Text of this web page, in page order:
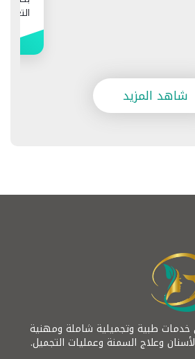
التغطية التي يمكن
البصيلات وما العوامل
شاهد المزيد
خدمات طبية وتجميلية شاملة ومهنية
وعلاج السمنة وعمليات التجميل.